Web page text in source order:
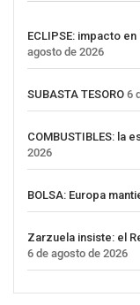
ECLIPSE: impacto
agosto de 2026
SUBASTA TESORO 6
COMBUSTIBLES: la
2026
BOLSA: Europa
Zarzuela insiste: el
6 de agosto de 2026